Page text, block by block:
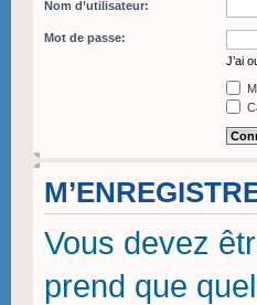
Nom d’utilisateur:
Mot de passe:
J’ai
Vous devez
prend que